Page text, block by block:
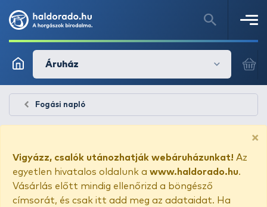
Áruház
Fogási napló
×
Vigyázz, csalók utánozhatják webáruházunkat! Az
egyetlen hivatalos oldalunk a www.haldorado.hu.
Vásárlás előtt mindig ellenőrizd a böngésző
címsorát, és csak itt add meg az adataidat. Ha